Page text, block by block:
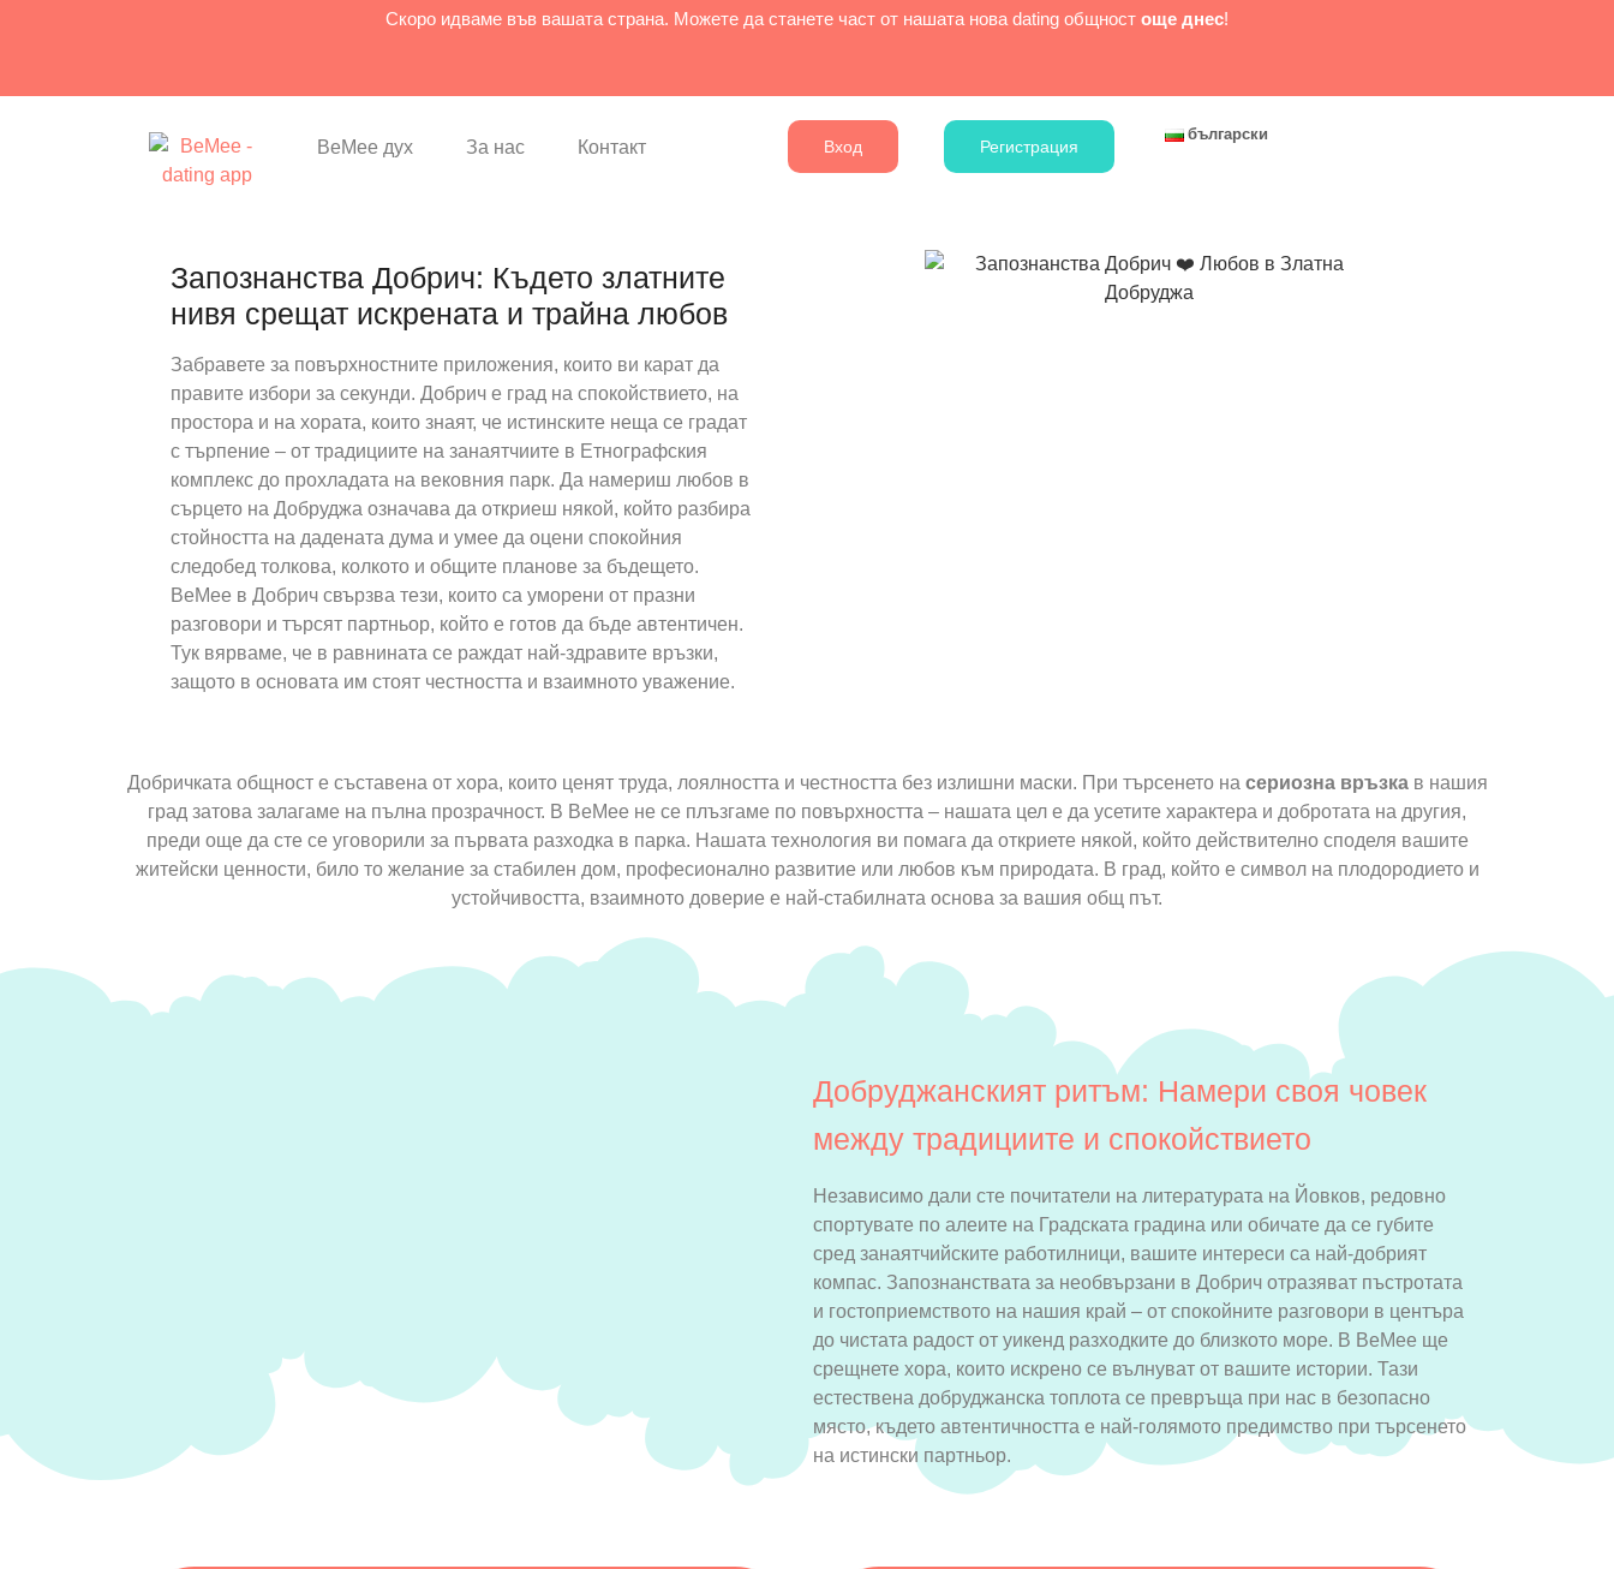
Скоро идваме във вашата страна. Можете да станете част от нашата нова dating общност още днес!
BeMee дух За нас Контакт Вход Регистрация
български
Запознанства Добрич: Където златните
нивя срещат искрената и трайна любов
Забравете за повърхностните приложения, които ви карат да
правите избори за секунди. Добрич е град на спокойствието, на
простора и на хората, които знаят, че истинските неща се градат
с търпение – от традициите на занаятчиите в Етнографския
комплекс до прохладата на вековния парк. Да намериш любов в
сърцето на Добруджа означава да откриеш някой, който разбира
стойността на дадената дума и умее да оцени спокойния
следобед толкова, колкото и общите планове за бъдещето.
BeMee в Добрич свързва тези, които са уморени от празни
разговори и търсят партньор, който е готов да бъде автентичен.
Тук вярваме, че в равнината се раждат най-здравите връзки,
защото в основата им стоят честността и взаимното уважение.
Добричката общност е съставена от хора, които ценят труда, лоялността и честността без излишни маски. При търсенето на сериозна връзкав нашия
град затова залагаме на пълна прозрачност. В BeMee не се плъзгаме по повърхността – нашата цел е да усетите характера и добротата на другия,
преди още да сте се уговорили за първата разходка в парка. Нашата технология ви помага да откриете някой, който действително споделя вашите
житейски ценности, било то желание за стабилен дом, професионално развитие или любов към природата. В град, който е символ на плодородието и
устойчивостта, взаимното доверие е най-стабилната основа за вашия общ път.
Добруджанският ритъм: Намери своя човек
между традициите и спокойствието
Независимо дали сте почитатели на литературата на Йовков, редовно
спортувате по алеите на Градската градина или обичате да се губите
сред занаятчийските работилници, вашите интереси са най-добрият
компас. Запознанствата за необвързани в Добрич отразяват пъстротата
и гостоприемството на нашия край – от спокойните разговори в центъра
до чистата радост от уикенд разходките до близкото море. В BeMee ще
срещнете хора, които искрено се вълнуват от вашите истории. Тази
естествена добруджанска топлота се превръща при нас в безопасно
място, където автентичността е най-голямото предимство при търсенето
на истински партньор.